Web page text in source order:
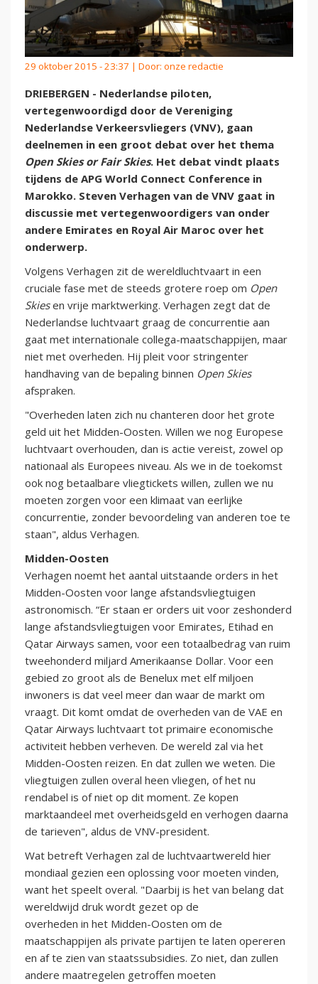
29 oktober 2015 - 23:37 | Door: onze redactie
DRIEBERGEN - Nederlandse piloten,
vertegenwoordigd door de Vereniging
Nederlandse Verkeersvliegers (VNV), gaan
deelnemen in een groot debat over het thema
Open Skies or Fair Skies. Het debat vindt plaats
tijdens de APG World Connect Conference in
Marokko. Steven Verhagen van de VNV gaat in
discussie met vertegenwoordigers van onder
andere Emirates en Royal Air Maroc over het
onderwerp.
Volgens Verhagen zit de wereldluchtvaart in een
cruciale fase met de steeds grotere roep om Open
Skiesen vrije marktwerking. Verhagen zegt dat de
Nederlandse luchtvaart graag de concurrentie aan
gaat met internationale collega-maatschappijen, maar
niet met overheden. Hij pleit voor stringenter
handhaving van de bepaling binnen Open Skies
afspraken.
"Overheden laten zich nu chanteren door het grote
geld uit het Midden-Oosten. Willen we nog Europese
luchtvaart overhouden, dan is actie vereist, zowel op
nationaal als Europees niveau. Als we in de toekomst
ook nog betaalbare vliegtickets willen, zullen we nu
moeten zorgen voor een klimaat van eerlijke
concurrentie, zonder bevoordeling van anderen toe te
staan", aldus Verhagen.
Midden-Oosten
Verhagen noemt het aantal uitstaande orders in het
Midden-Oosten voor lange afstandsvliegtuigen
astronomisch. “Er staan er orders uit voor zeshonderd
lange afstandsvliegtuigen voor Emirates, Etihad en
Qatar Airways samen, voor een totaalbedrag van ruim
tweehonderd miljard Amerikaanse Dollar. Voor een
gebied zo groot als de Benelux met elf miljoen
inwoners is dat veel meer dan waar de markt om
vraagt. Dit komt omdat de overheden van de VAE en
Qatar Airways luchtvaart tot primaire economische
activiteit hebben verheven. De wereld zal via het
Midden-Oosten reizen. En dat zullen we weten. Die
vliegtuigen zullen overal heen vliegen, of het nu
rendabel is of niet op dit moment. Ze kopen
marktaandeel met overheidsgeld en verhogen daarna
de tarieven", aldus de VNV-president.
Wat betreft Verhagen zal de luchtvaartwereld hier
mondiaal gezien een oplossing voor moeten vinden,
want het speelt overal. "Daarbij is het van belang dat
wereldwijd druk wordt gezet op de
overheden in het Midden-Oosten om de
maatschappijen als private partijen te laten opereren
en af te zien van staatssubsidies. Zo niet, dan zullen
andere maatregelen getroffen moeten